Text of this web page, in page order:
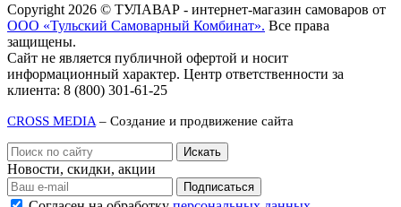
Copyright 2026 © ТУЛАВАР - интернет-магазин самоваров от
ООО «Тульский Самоварный Комбинат». Все права
защищены.
Сайт не является публичной офертой и носит
информационный характер. Центр ответственности за
клиента: 8 (800) 301-61-25
CROSS MEDIA – Создание и продвижение сайта
Новости, скидки, акции
Подписаться